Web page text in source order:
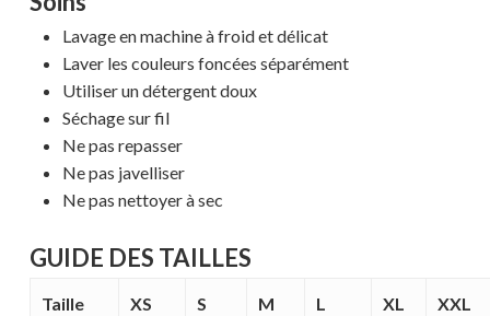
Lavage en machine à froid et délicat
Laver les couleurs foncées séparément
Utiliser un détergent doux
Séchage sur fil
Ne pas repasser
Ne pas javelliser
Ne pas nettoyer à sec
GUIDE DES TAILLES
Taille XS S M L XL XXL